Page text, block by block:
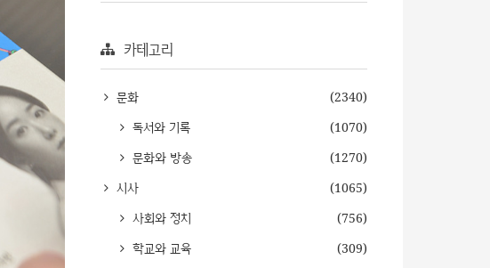
카테고리
문화
(2340)
독서와 기록
(1070)
문화와 방송
(1270)
시사
(1065)
사회와 정치
(756)
학교와 교육
(309)